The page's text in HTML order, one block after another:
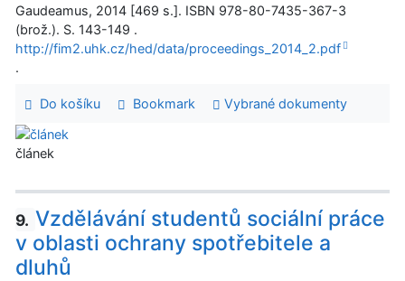
Gaudeamus, 2014 [469 s.]. ISBN 978-80-7435-367-3
(brož.). S. 143-149 .
http://fim2.uhk.cz/hed/data/proceedings_2014_2.pdf
.
Do košíku Bookmark Vybrané dokumenty
článek
9. Vzdělávání studentů sociální práce
v oblasti ochrany spotřebitele a
dluhů